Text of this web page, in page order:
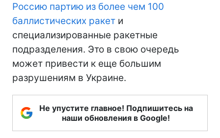
Россию партию из более чем 100
баллистических ракет и
специализированные ракетные
подразделения. Это в свою очередь
может привести к еще большим
разрушениям в Украине.
Не упустите главное! Подпишитесь на
наши обновления в Google!